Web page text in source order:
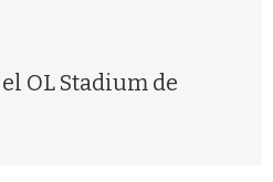
OL Stadium de